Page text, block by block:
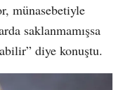
münasebetiyle
saklanmamışsa
diye konuştu.